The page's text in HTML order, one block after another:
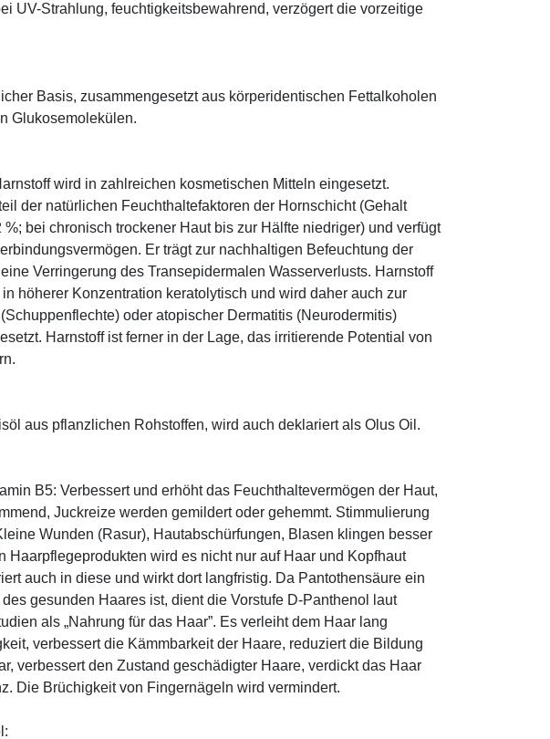
UV-Strahlung, feuchtigkeitsbewahrend, verzögert die vorzeitige
Basis, zusammengesetzt aus körperidentischen Fettalkoholen
Glukosemolekülen.
wird in zahlreichen kosmetischen Mitteln eingesetzt.
der natürlichen Feuchthaltefaktoren der Hornschicht (Gehalt
bei chronisch trockener Haut bis zur Hälfte niedriger) und verfügt
Er trägt zur nachhaltigen Befeuchtung der
Verringerung des Transepidermalen Wasserverlusts. Harnstoff
höherer Konzentration keratolytisch und wird daher auch zur
oder atopischer Dermatitis (Neurodermitis)
Harnstoff ist ferner in der Lage, das irritierende Potential von
aus pflanzlichen Rohstoffen, wird auch deklariert als Olus Oil.
B5: Verbessert und erhöht das Feuchthaltevermögen der Haut,
Juckreize werden gemildert oder gehemmt. Stimmulierung
Wunden (Rasur), Hautabschürfungen, Blasen klingen besser
Haarpflegeprodukten wird es nicht nur auf Haar und Kopfhaut
auch in diese und wirkt dort langfristig. Da Pantothensäure ein
gesunden Haares ist, dient die Vorstufe D-Panthenol laut
als „Nahrung für das Haar”. Es verleiht dem Haar lang
verbessert die Kämmbarkeit der Haare, reduziert die Bildung
verbessert den Zustand geschädigter Haare, verdickt das Haar
Die Brüchigkeit von Fingernägeln wird vermindert.